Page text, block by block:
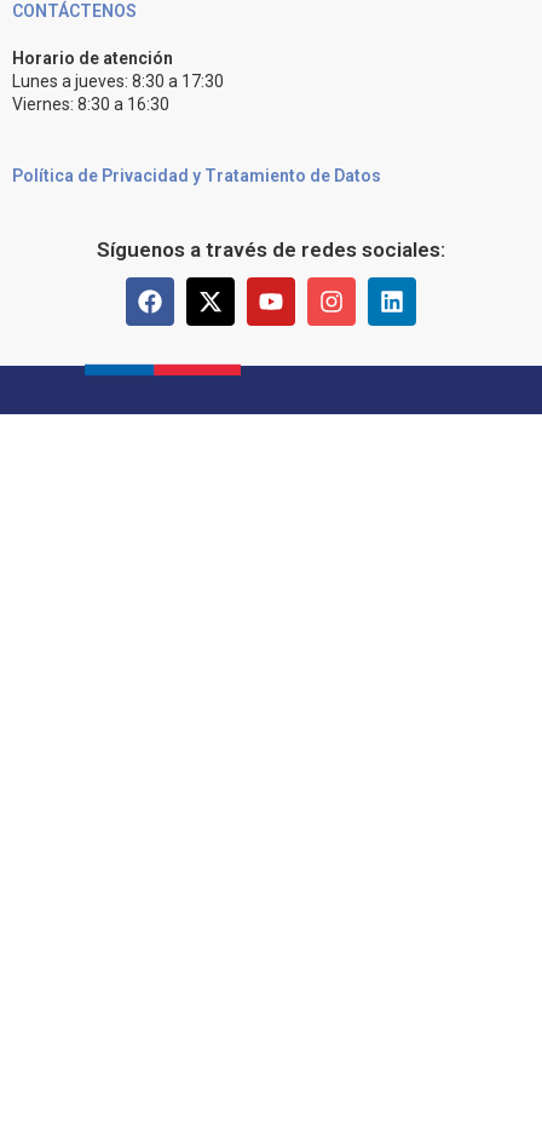
CONTÁCTENOS
Horario de atención
Lunes a jueves: 8:30 a 17:30
Viernes: 8:30 a 16:30
Política de Privacidad y Tratamiento de Datos
Síguenos a través de redes sociales: